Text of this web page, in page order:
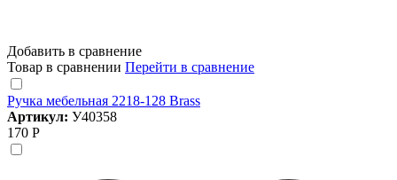
Добавить в сравнение
Товар в сравнении Перейти в сравнение
Ручка мебельная 2218-128 Brass
Артикул: У40358
170 Р